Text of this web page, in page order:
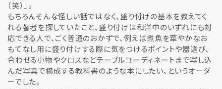
（笑）」。
もちろんそんな怪しい話ではなく、盛り付けの基本を教えてく
れる著者を探していたこと、盛り付けは和洋中のいずれにも対
応できる人で、ごく普通のおかずで、例えば煮魚を華やかなお
もてなし用に盛り付けする際に気をつけるポイントや器選び、
合わせる小物やクロスなどテーブルコーディネートまで写し込
んだ写真で構成する教科書のような本にしたい、というオーダ
ーでした。